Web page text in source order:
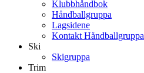
Klubbhåndbok
Håndballgruppa
Lagsidene
Kontakt Håndballgruppa
Ski
Skigruppa
Trim